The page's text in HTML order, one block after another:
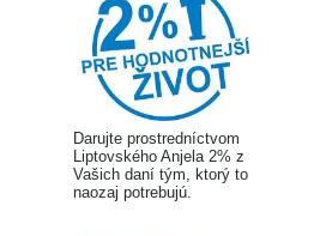
Darujte prostredníctvom
Liptovského Anjela 2% z
Vašich daní tým, ktorý to
naozaj potrebujú.